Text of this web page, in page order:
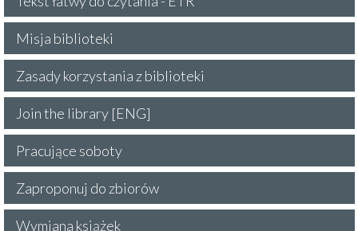
Misja biblioteki
Zasady korzystania z biblioteki
Join the library [ENG]
Pracujące soboty
Zaproponuj do zbiorów
Wymiana książek